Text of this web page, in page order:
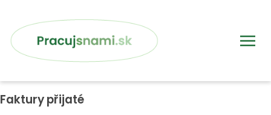
Faktury přijaté